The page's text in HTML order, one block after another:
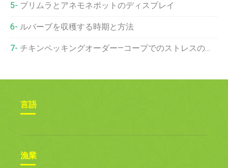
プリムラとアネモネポットのディスプレイ
ルバーブを収穫する時期と方法
チキンペッキングオーダー—コープでのストレスの多い時間
言語
漁業